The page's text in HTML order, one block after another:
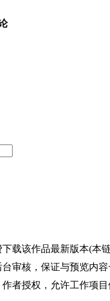
载该作品最新版本(本
审核，保证与预览内
者授权，允许工作项目